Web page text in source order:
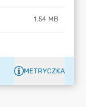
1.54 MB
METRYCZKA